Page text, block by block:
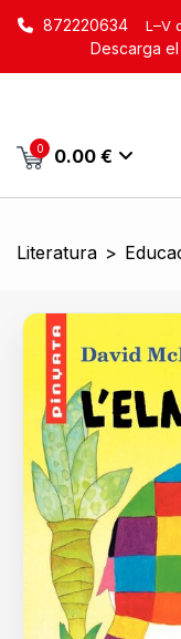
872220634 L–V
Descarga
0 0.00 €
Literatura >